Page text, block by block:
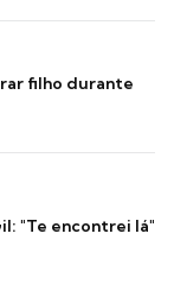
filho durante
"Te encontrei lá"